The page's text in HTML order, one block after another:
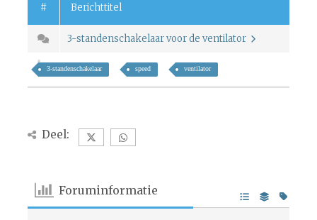
# Berichttitel
3-standenschakelaar voor de ventilator
3-standenschakelaar speed ventilator
Deel:
Foruminformatie